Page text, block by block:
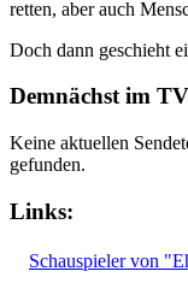
retten, aber auch
Doch dann geschieht
Demnächst im
Keine aktuellen
gefunden.
Links:
Schauspieler von